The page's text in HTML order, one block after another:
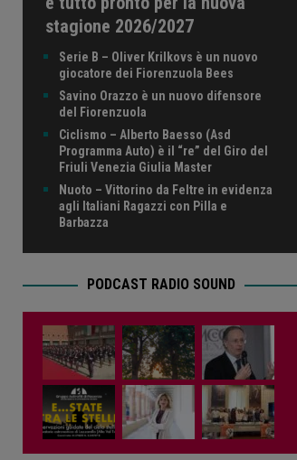
stagione 2026/2027
Serie B – Oliver Krilkovs è un nuovo
giocatore dei Fiorenzuola Bees
Savino Orazzo è un nuovo difensore
del Fiorenzuola
Ciclismo – Alberto Baesso (Asd
Programma Auto) è il “re” del Giro del
Friuli Venezia Giulia Master
Nuoto – Vittorino da Feltre in evidenza
agli Italiani Ragazzi con Pilla e
Barbazza
PODCAST RADIO SOUND